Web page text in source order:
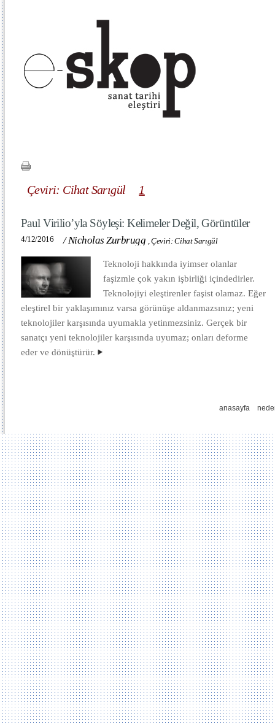
Çeviri: Cihat Sarıgül 1
Paul Virilio’yla Söyleşi: Kelimeler Değil, Görüntüler
4/12/2016 /Nicholas Zurbrugg ,Çeviri: Cihat Sarıgül
Teknoloji hakkında iyimser olanlar
faşizmle çok yakın işbirliği içindedirler.
Teknolojiyi eleştirenler faşist olamaz. Eğer
eleştirel bir yaklaşımınız varsa görünüşe aldanmazsınız; yeni
teknolojiler karşısında uyumakla yetinmezsiniz. Gerçek bir
sanatçı yeni teknolojiler karşısında uyumaz; onları deforme
eder ve dönüştürür.
anasayfa